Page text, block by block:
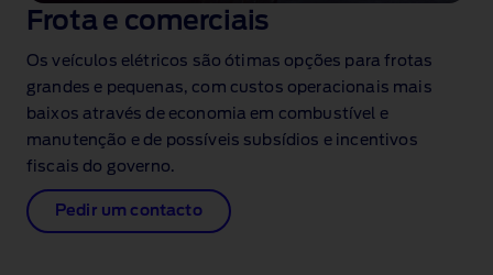
Frota e comerciais
Os veículos elétricos são ótimas opções para frotas
grandes e pequenas, com custos operacionais mais
baixos através de economia em combustível e
manutenção e de possíveis subsídios e incentivos
fiscais do governo.
Pedir um contacto